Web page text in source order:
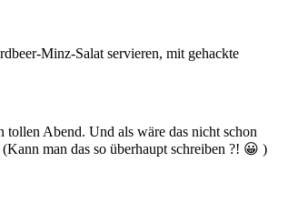
Minz-Salat servieren, mit gehackte
tollen Abend. Und als wäre das nicht schon
man das so überhaupt schreiben ?! 😀 )